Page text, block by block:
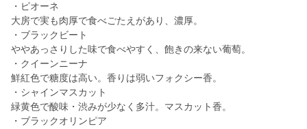
・ピオーネ
大房で実も肉厚で食べごたえがあり、濃厚。
・ブラックビート
ややあっさりした味で食べやすく、飽きの来ない葡萄。
・クイーンニーナ
鮮紅色で糖度は高い。香りは弱いフォクシー香。
・シャインマスカット
緑黄色で酸味・渋みが少なく多汁。マスカット香。
・ブラックオリンピア